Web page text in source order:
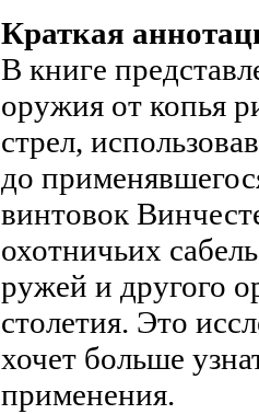
Краткая
В книге
оружия от копья
стрел,
до
винтовок
охотничьих
ружей и другого
столетия. Это
хочет больше
применения.